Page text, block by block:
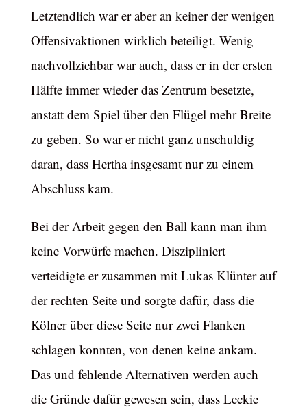
Letztendlich war er aber an keiner der wenigen
Offensivaktionen wirklich beteiligt. Wenig
nachvollziehbar war auch, dass er in der ersten
Hälfte immer wieder das Zentrum besetzte,
anstatt dem Spiel über den Flügel mehr Breite
zu geben. So war er nicht ganz unschuldig
daran, dass Hertha insgesamt nur zu einem
Abschluss kam.
Bei der Arbeit gegen den Ball kann man ihm
keine Vorwürfe machen. Diszipliniert
verteidigte er zusammen mit Lukas Klünter auf
der rechten Seite und sorgte dafür, dass die
Kölner über diese Seite nur zwei Flanken
schlagen konnten, von denen keine ankam.
Das und fehlende Alternativen werden auch
die Gründe dafür gewesen sein, dass Leckie